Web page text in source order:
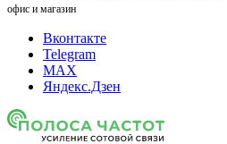
офис и магазин
Вконтакте
Telegram
MAX
Яндекс.Дзен